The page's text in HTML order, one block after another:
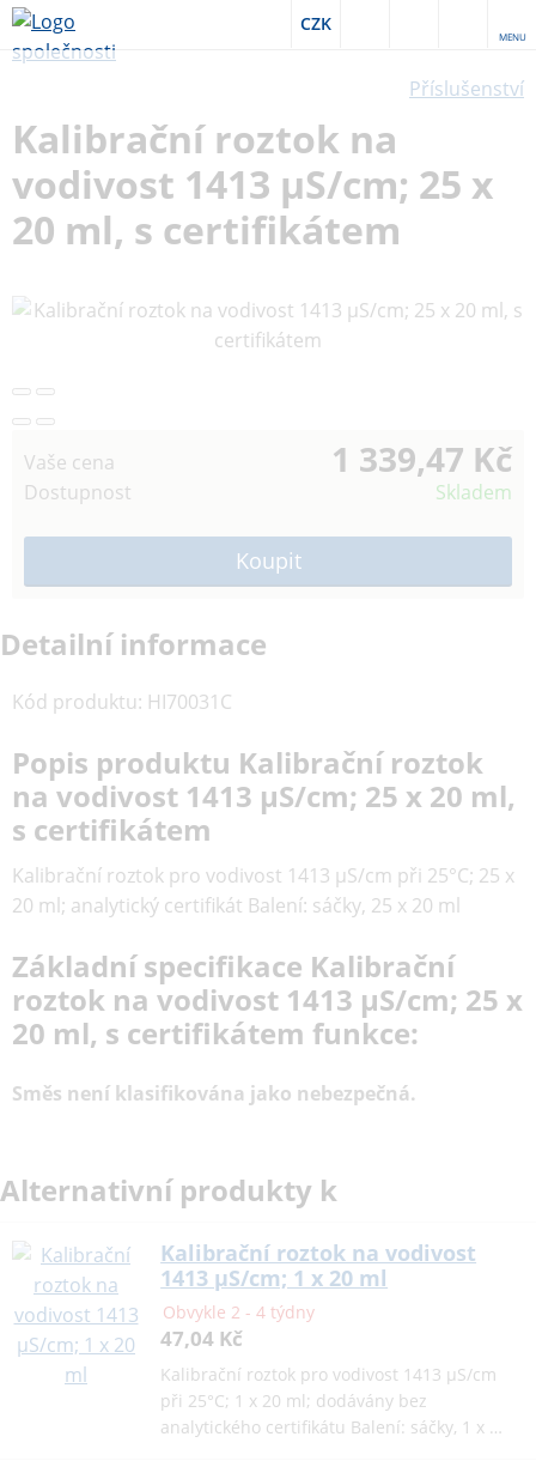
CZK
MENU
Příslušenství
Kalibrační roztok na
vodivost 1413 µS/cm; 25 x
20 ml, s certifikátem
Vaše cena 1 339,47 Kč
Dostupnost Skladem
Detailní informace
Kód produktu: HI70031C
Popis produktu Kalibrační roztok
na vodivost 1413 µS/cm; 25 x 20 ml,
s certifikátem
Kalibrační roztok pro vodivost 1413 µS/cm při 25°C; 25 x
20 ml; analytický certifikát Balení: sáčky, 25 x 20 ml
Základní specifikace Kalibrační
roztok na vodivost 1413 µS/cm; 25 x
20 ml, s certifikátem funkce:
Směs není klasifikována jako nebezpečná.
Alternativní produkty k
Kalibrační roztok na vodivost
1413 µS/cm; 1 x 20 ml
Obvykle 2 - 4 týdny
47,04 Kč
Kalibrační roztok pro vodivost 1413 µS/cm
při 25°C; 1 x 20 ml; dodávány bez
analytického certifikátu Balení: sáčky, 1 x …